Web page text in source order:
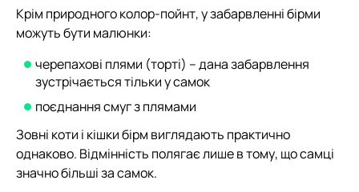
Крім природного колор-пойнт, у забарвленні бірми
можуть бути малюнки:
черепахові плями (торті) – дана забарвлення
зустрічається тільки у самок
поєднання смуг з плямами
Зовні коти і кішки бірм виглядають практично
однаково. Відмінність полягає лише в тому, що самці
значно більші за самок.